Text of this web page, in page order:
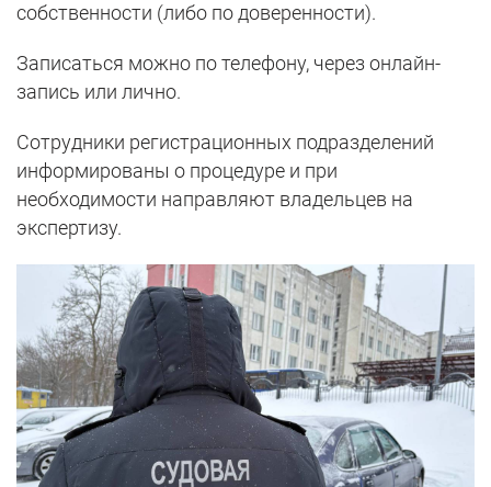
собственности (либо по доверенности).
Записаться можно по телефону, через онлайн-
запись или лично.
Сотрудники регистрационных подразделений
информированы о процедуре и при
необходимости направляют владельцев на
экспертизу.